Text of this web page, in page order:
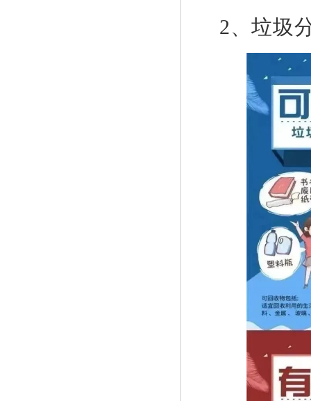
2、垃圾